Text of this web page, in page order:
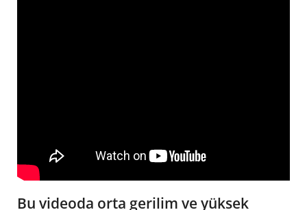
Bu videoda orta gerilim ve yüksek